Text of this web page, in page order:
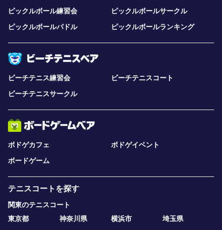
ピックルボール練習会
ピックルボールサークル
ピックルボールパドル
ピックルボールランキング
ビーチテニス練習会
ビーチテニスコート
ビーチテニスサークル
ボドゲカフェ
ボドゲイベント
ボードゲーム
テニスコートを探す
関東のテニスコート
東京都
神奈川県 横浜市
埼玉県